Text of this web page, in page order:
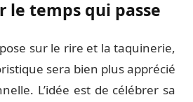
le temps qui passe
sur le rire et la taquinerie,
sera bien plus apprécié
L’idée est de célébrer sa